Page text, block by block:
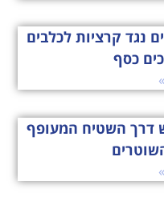
נגד קרציות לכלבים
כסף
דרך השטיח המעופף